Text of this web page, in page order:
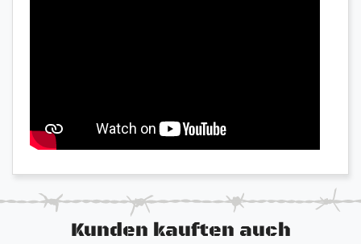
als 10 Minuten fertig zum Verzehr
Zubereitung mit heißem oder kaltem Wasser je
Wasser rein -> genießen
Von Spezialeinheiten entwickelt und getestet
Kunden kauften auch